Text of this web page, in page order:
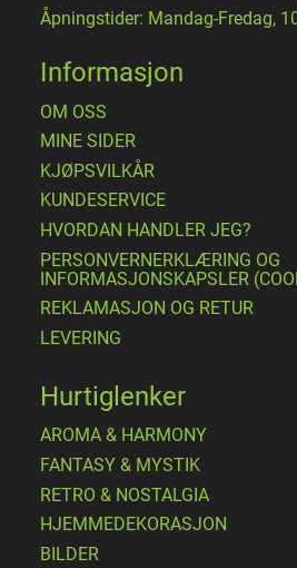
Åpningstider: Mandag-Fredag,
Informasjon
OM OSS
MINE SIDER
​KJØPSVILKÅR
KUNDESERVICE
HVORDAN HANDLER JEG?
PERSONVERNERKLÆRING OG
INFORMASJONSKAPSLER
REKLAMASJON OG RETUR
LEVERING
Hurtiglenker
AROMA & HARMONY
FANTASY & MYSTIK
RETRO & NOSTALGIA
HJEMMEDEKORASJON
BILDER